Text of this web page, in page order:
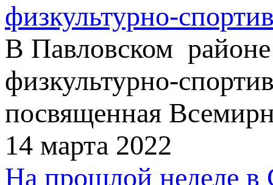
физкультурно-
В Павловском районе
физкультурно-
посвященная
14 марта 2022
На прошлой неделе